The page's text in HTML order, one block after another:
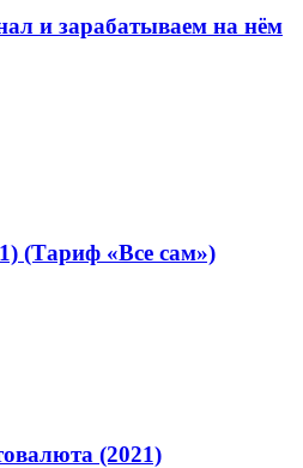
и зарабатываем на нём
(Тариф «Все сам»)
(2021)